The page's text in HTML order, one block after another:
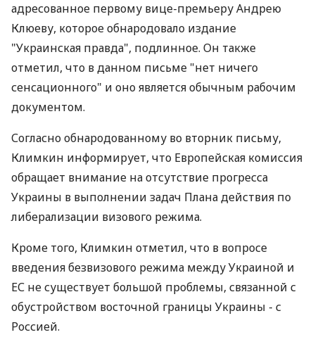
адресованное первому вице-премьеру Андрею
Клюеву, которое обнародовало издание
"Украинская правда", подлинное. Он также
отметил, что в данном письме "нет ничего
сенсационного" и оно является обычным рабочим
документом.
Согласно обнародованному во вторник письму,
Климкин информирует, что Европейская комиссия
обращает внимание на отсутствие прогресса
Украины в выполнении задач Плана действия по
либерализации визового режима.
Кроме того, Климкин отметил, что в вопросе
введения безвизового режима между Украиной и
ЕС не существует большой проблемы, связанной с
обустройством восточной границы Украины - с
Россией.